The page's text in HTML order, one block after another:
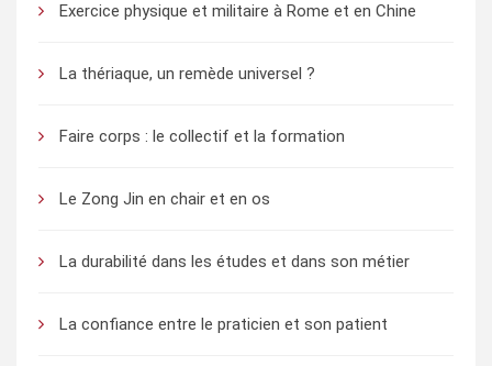
Exercice physique et militaire à Rome et en Chine
La thériaque, un remède universel ?
Faire corps : le collectif et la formation
Le Zong Jin en chair et en os
La durabilité dans les études et dans son métier
La confiance entre le praticien et son patient